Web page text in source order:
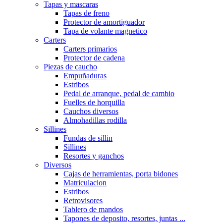
Tapas y mascaras
Tapas de freno
Protector de amortiguador
Tapa de volante magnetico
Carters
Carters primarios
Protector de cadena
Piezas de caucho
Empuñaduras
Estribos
Pedal de arranque, pedal de cambio
Fuelles de horquilla
Cauchos diversos
Almohadillas rodilla
Sillines
Fundas de sillin
Sillines
Resortes y ganchos
Diversos
Cajas de herramientas, porta bidones
Matriculacion
Estribos
Retrovisores
Tablero de mandos
Tapones de deposito, resortes, juntas ...